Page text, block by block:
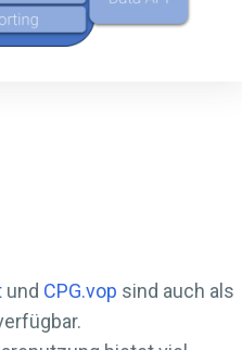
und CPG.vop sind auch als